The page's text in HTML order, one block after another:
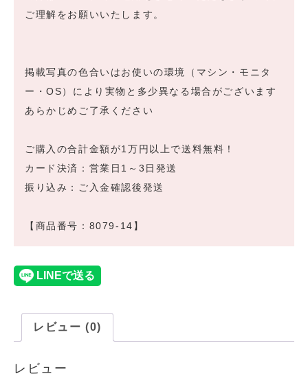
ご理解をお願いいたします。
掲載写真の色合いはお使いの環境（マシン・モニタ
ー・OS）により実物と多少異なる場合がございます
あらかじめご了承ください
ご購入の合計金額が1万円以上で送料無料！
カード決済：営業日1～3日発送
振り込み：ご入金確認後発送
【商品番号：8079-14】
レビュー (0)
レビュー